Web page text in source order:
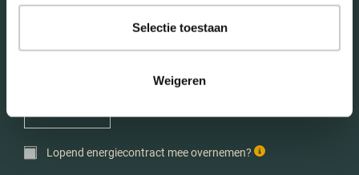
Selectie toestaan
Weigeren
Aantal personen in huishouden *
Verwachte energieverbruik *
Lopend energiecontract mee overnemen?